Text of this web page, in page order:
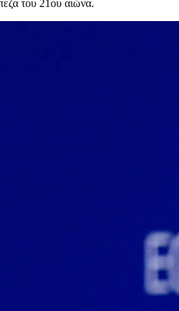
του 21ου αιώνα.